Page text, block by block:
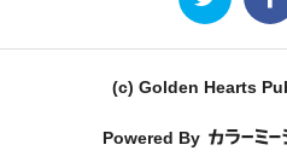
(c) Golden Hearts
Powered By